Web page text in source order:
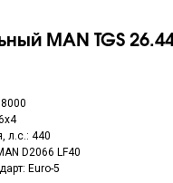
MAN TGS
л.с.: 440
D2066 LF40
Euro-5